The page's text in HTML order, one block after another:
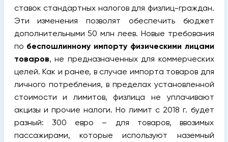
ставок стандартных налогов для физлиц-граждан.
Эти изменения позволят обеспечить бюджет
дополнительными 50 млн леев. Новые требования
по беспошлинному импорту физическими лицами
товаров, не предназначенных для коммерческих
целей. Как и ранее, в случае импорта товаров для
личного потребления, в пределах установленной
стоимости и лимитов, физлица не уплачивают
акцизы и прочие налоги. Но лимит с 2018 г. будет
разный: 300 евро – для товаров, ввозимых
пассажирами, которые используют наземный